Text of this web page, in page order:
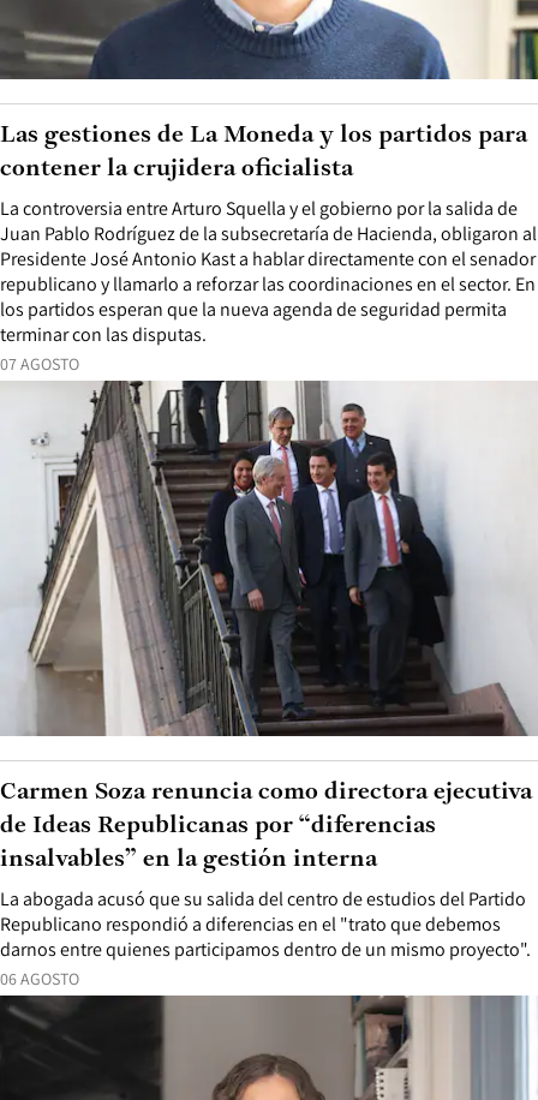
07 AGOSTO
La controversia entre Arturo Squella y el gobierno por la salida de
Juan Pablo Rodríguez de la subsecretaría de Hacienda, obligaron al
Presidente José Antonio Kast a hablar directamente con el senador
republicano y llamarlo a reforzar las coordinaciones en el sector. En
los partidos esperan que la nueva agenda de seguridad permita
terminar con las disputas.
Las gestiones de La Moneda y los partidos para
contener la crujidera oficialista
06 AGOSTO
La abogada acusó que su salida del centro de estudios del Partido
Republicano respondió a diferencias en el "trato que debemos
darnos entre quienes participamos dentro de un mismo proyecto".
Carmen Soza renuncia como directora ejecutiva
de Ideas Republicanas por “diferencias
insalvables” en la gestión interna